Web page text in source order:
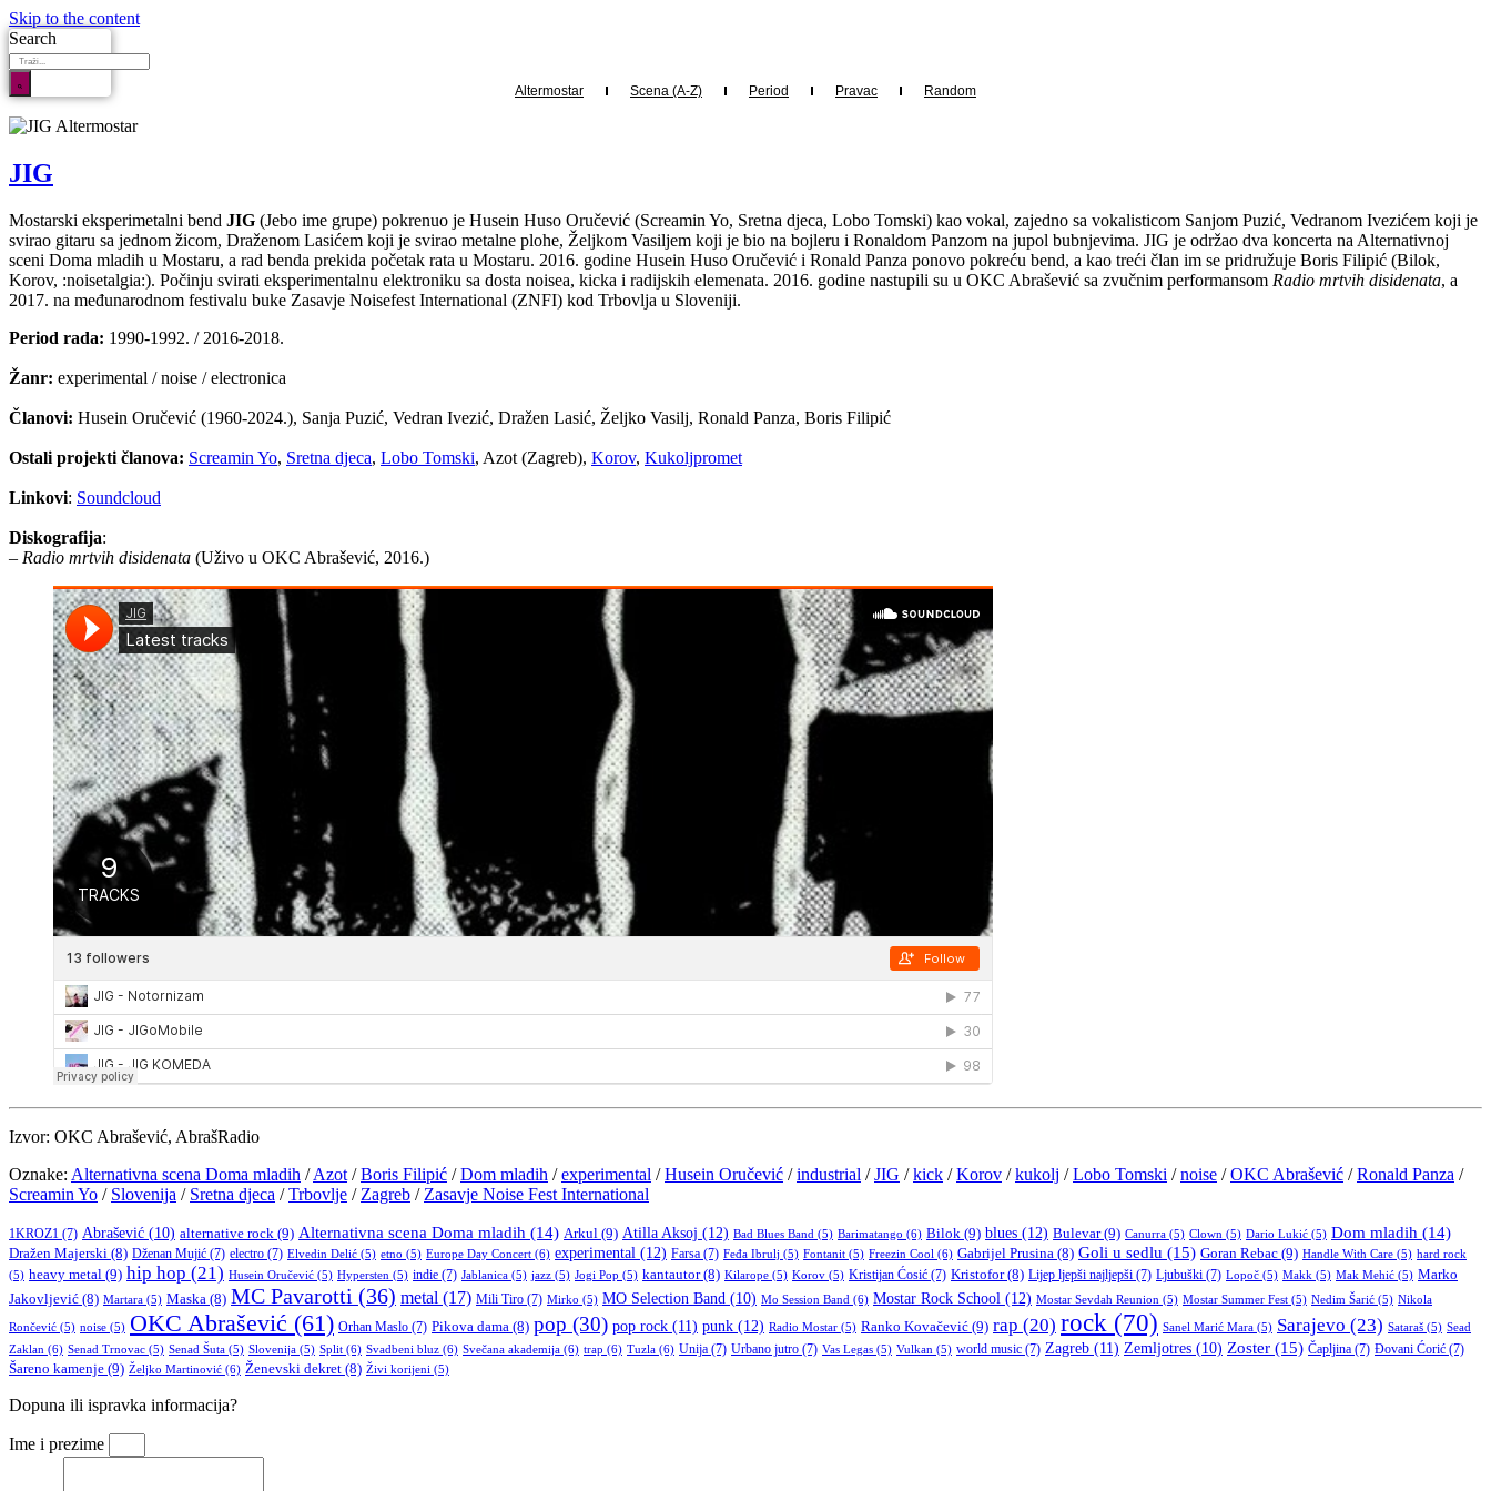
Skip to the content
Search
Altermostar Scena (A-Z) Period Pravac Random
JIG
Mostarski eksperimetalni bend JIG (Jebo ime grupe) pokrenuo je Husein Huso Oručević (Screamin Yo, Sretna djeca, Lobo Tomski) kao vokal, zajedno sa vokalisticom Sanjom Puzić, Vedranom Ivezićem koji je
svirao gitaru sa jednom žicom, Draženom Lasićem koji je svirao metalne plohe, Željkom Vasiljem koji je bio na bojleru i Ronaldom Panzom na jupol bubnjevima. JIG je održao dva koncerta na Alternativnoj
sceni Doma mladih u Mostaru, a rad benda prekida početak rata u Mostaru. 2016. godine Husein Huso Oručević i Ronald Panza ponovo pokreću bend, a kao treći član im se pridružuje Boris Filipić (Bilok,
Korov, :noisetalgia:). Počinju svirati eksperimentalnu elektroniku sa dosta noisea, kicka i radijskih elemenata. 2016. godine nastupili su u OKC Abrašević sa zvučnim performansom Radio mrtvih disidenata, a
2017. na međunarodnom festivalu buke Zasavje Noisefest International (ZNFI) kod Trbovlja u Sloveniji.
Period rada: 1990-1992. / 2016-2018.
Žanr: experimental / noise / electronica
Članovi: Husein Oručević (1960-2024.), Sanja Puzić, Vedran Ivezić, Dražen Lasić, Željko Vasilj, Ronald Panza, Boris Filipić
Ostali projekti članova: Screamin Yo, Sretna djeca, Lobo Tomski, Azot (Zagreb), Korov, Kukoljpromet
Linkovi: Soundcloud
Diskografija:
– Radio mrtvih disidenata (Uživo u OKC Abrašević, 2016.)
Izvor: OKC Abrašević, AbrašRadio
Oznake: Alternativna scena Doma mladih /Azot /Boris Filipić /Dom mladih /experimental /Husein Oručević /industrial /JIG /kick /Korov /kukolj /Lobo Tomski /noise /OKC Abrašević /Ronald Panza /
Screamin Yo / Slovenija / Sretna djeca /Trbovlje / Zagreb / Zasavje Noise Fest International
1KROZ1 (7) Abrašević (10) alternative rock (9) Alternativna scena Doma mladih (14) Arkul (9) Atilla Aksoj (12) Bad Blues Band (5) Barimatango (6) Bilok (9) blues (12) Bulevar(9) Canurra (5) Clown (5) Dario Lukić (5) Dom mladih (14)
Dražen Majerski (8) Dženan Mujić (7) electro (7) Elvedin Delić (5) etno (5) Europe Day Concert (6) experimental (12) Farsa (7) Feđa Ibrulj (5) Fontanit (5) Freezin Cool (6) Gabrijel Prusina (8) Goli u sedlu (15) Goran Rebac (9) Handle With Care (5) hard rock
(5) heavy metal (9) hip hop (21) Husein Oručević (5) Hypersten (5) indie (7) Jablanica (5) jazz (5) Jogi Pop (5) kantautor(8) Kilarope (5) Korov (5) Kristijan Ćosić (7) Kristofor(8) Lijep ljepši najljepši (7) Ljubuški (7) Lopoč (5) Makk (5) Mak Mehić (5) Marko
Jakovljević (8) Martara (5) Maska (8) MC Pavarotti (36) metal (17) Mili Tiro (7) Mirko (5) MO Selection Band (10) Mo Session Band (6) Mostar Rock School (12) Mostar Sevdah Reunion (5) Mostar Summer Fest (5) Nedim Šarić (5) Nikola
Rončević (5) noise (5) OKC Abrašević (61) Orhan Maslo (7) Pikova dama (8) pop (30) pop rock (11) punk (12) Radio Mostar (5) Ranko Kovačević (9) rap (20) rock (70) Sanel Marić Mara (5) Sarajevo (23) Sataraš (5) Sead
Zaklan (6) Senad Trnovac (5) Senad Šuta (5) Slovenija (5) Split (6) Svadbeni bluz (6) Svečana akademija (6) trap (6) Tuzla (6) Unija (7) Urbano jutro (7) Vas Legas (5) Vulkan (5) world music (7) Zagreb (11) Zemljotres (10) Zoster (15) Čapljina (7) Đovani Ćorić (7)
Šareno kamenje (9) Željko Martinović (6) Ženevski dekret (8) Živi korijeni (5)
Dopuna ili ispravka informacija?
Ime i prezime